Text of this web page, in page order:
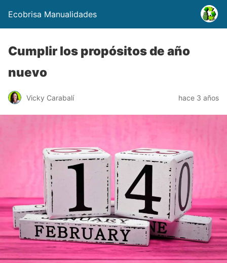
Ecobrisa Manualidades
Cumplir los propósitos de año
nuevo
Vicky Carabalí hace 3 años